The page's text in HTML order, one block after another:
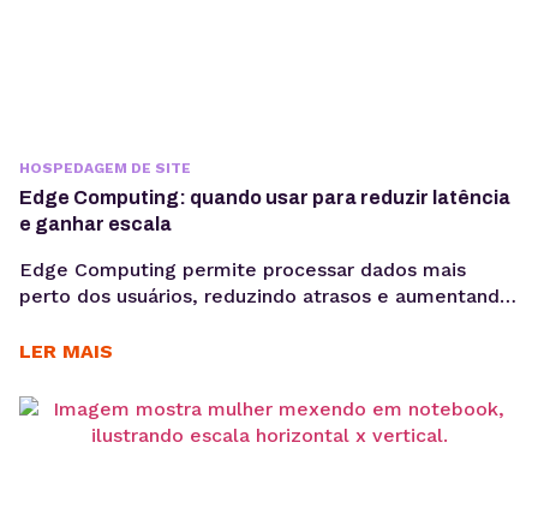
HOSPEDAGEM DE SITE
Edge Computing: quando usar para reduzir latência
e ganhar escala
Edge Computing permite processar dados mais
perto dos usuários, reduzindo atrasos e aumentando
funciona, quais são seus benefícios e quando adotar
Aplicações modernas precisam responder cada vez
mais rápido. Seja em plataformas SaaS, e-
LER MAIS